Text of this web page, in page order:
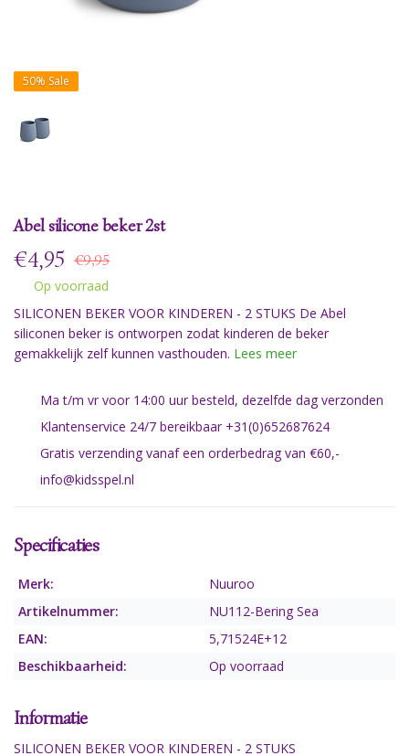
50% Sale
Abel silicone beker 2st
€4,95 €9,95
Op voorraad
SILICONEN BEKER VOOR KINDEREN - 2 STUKS De Abel
siliconen beker is ontworpen zodat kinderen de beker
gemakkelijk zelf kunnen vasthouden. Lees meer
Ma t/m vr voor 14:00 uur besteld, dezelfde dag verzonden
Klantenservice 24/7 bereikbaar +31(0)652687624
Gratis verzending vanaf een orderbedrag van €60,-
info@kidsspel.nl
Specificaties
Merk:
Nuuroo
Artikelnummer:
NU112-Bering Sea
EAN:
5,71524E+12
Beschikbaarheid:
Op voorraad
Informatie
SILICONEN BEKER VOOR KINDEREN - 2 STUKS